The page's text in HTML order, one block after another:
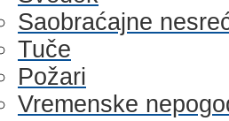
Saobraćajne
Tuče
Požari
Vremenske